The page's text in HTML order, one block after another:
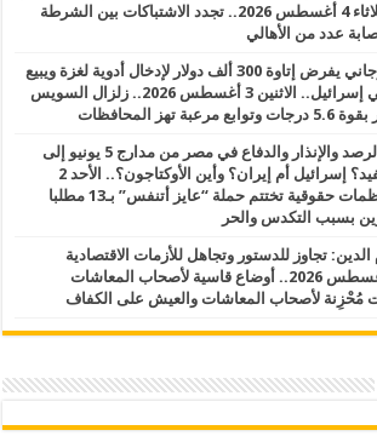
مؤشرات الاقتصاد؟.. الثلاثاء 4 أغسطس 2026.. تجدد الاشتباكات بين الشرطة
عدد من الأهالي
“تجارة بالدم والألم”العرجاني يفرض إتاوة 300 ألف دولار لإدخال أدوية لغزة ويبيع
الوقود بأضعاف سعره في إسرائيل.. الاثنين 3 أغسطس 2026.. زلزال السويس
المحافظات
المسيّرة تعيد فتح ملف الرصد والإنذار والدفاع في مصر من مدارج 5 يونيو إلى
ميناء دمياط ومن المستفيد؟ إسرائيل أم إيران؟ وأين الأوكتاجون؟.. الأحد 2
أغسطس 2026م.. 8 منظمات حقوقية تختتم حملة “عايز أتنفس” بـ13 مطلبا
بسبب التكدس والحر
تجاوز للدستور وتجاهل للأزمات الاقتصادية
والمعيشية.. السبت 1 أغسطس 2026.. أوضاع قاسية لأصحاب المعاشات